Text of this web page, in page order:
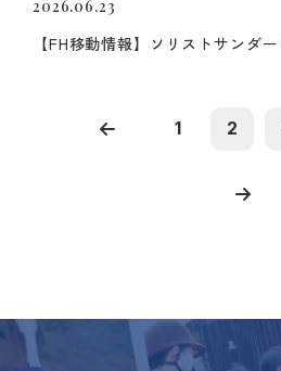
2026.06.23
【FH移動情報】ソリストサンダ
1 2